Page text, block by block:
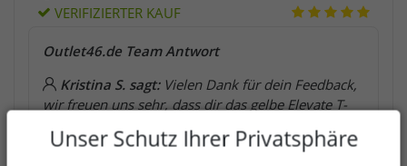
VERIFIZIERTER KAUF
Outlet46.de Team Antwort
Kristina S. sagt: Vielen Dank für dein Feedback,
wir freuen uns sehr, dass dir das gelbe Elevate T-
tragen ist!
Unser Schutz Ihrer Privatsphäre